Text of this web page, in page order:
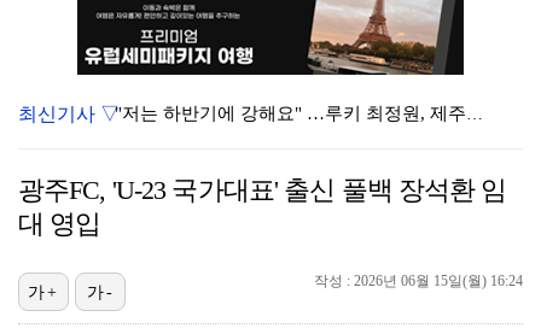
"저는 하반기에 강해요" …루키 최정원, 제주삼다수 2…
황정민 20년 팬, 사생활 폭로 A 씨에 "잘못된 팬심…
서장훈, 28억에 산 양재역 빌딩 450억에 내놨다…시…
최신기사 ▽
광주FC, 'U-23 국가대표' 출신 풀백 장석환 임
대 영입
작성 : 2026년 06월 15일(월) 16:24
가+ 가-